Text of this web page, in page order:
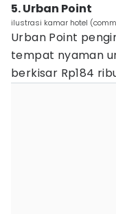
5. Urban Point
ilustrasi kamar hotel
Urban Point
tempat nyaman
berkisar Rp184